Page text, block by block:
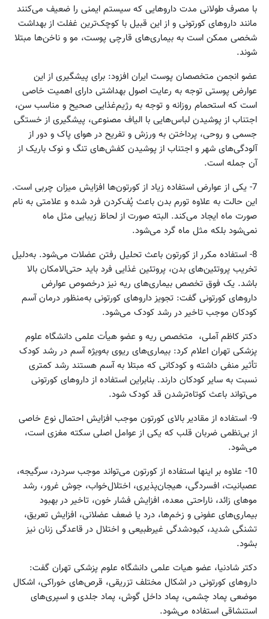
با مصرف طولانی مدت داروهایی که سیستم ایمنی را ضعیف می‌کنند
مانند داروهای کورتونی و از این قبیل با کوچک‌ترین غفلت از بهداشت
شخصی ممکن است به بیماری‌های قارچی پوست، مو و ناخن‌ها مبتلا
شوند.
عضو انجمن متخصصان پوست ایران افزود: برای پیشگیری از این
عوارض پوستی توجه به رعایت اصول بهداشتی دارای اهمیت خاصی
است که استحمام روزانه و توجه به رژیم‌غذایی صحیح و مناسب سن،
اجتناب از پوشیدن لباس‌هایی با الیاف مصنوعی، پیشگیری از خستگی
جسمی و روحی، پرداختن به ورزش و تفریح در هوای پاک و دور از
آلودگی‌های شهر و اجتناب از پوشیدن کفش‌های تنگ و نوک باریک از
آن جمله است.
7- یکی از عوارض استفاده زیاد از کورتون‌ها افزایش میزان چربی است.
این حالت به علاوه تورم بدن باعث پُف‌کردن فرد شده و علامتی به نام
صورت ماه ایجاد می‌کند. البته صورت از لحاظ زیبایی مثل ماه
نمی‌شود بلکه مثل ماه گرد می‌شود.
8- استفاده مکرر از کورتون باعث تحلیل رفتن عضلات می‌شود. به‌دلیل
تخریب پروتئین‌های بدن، پروتئین غذایی فرد باید حتی‌الامکان بالا
باشد. یک فوق تخصص بیماری‌های ریه نیز درخصوص عوارض
داروهای کورتونی گفت: تجویز داروهای کورتونی به‌منظور درمان آسم
کودکان موجب تاخیر در رشد کودک می‌شود.
دکتر کاظم آملی، متخصص ریه و عضو هیأت علمی دانشگاه علوم
پزشکی تهران اعلام کرد: بیماری‌های ریوی به‌ویژه آسم در رشد کودک
تأثیر منفی داشته و کودکانی که مبتلا به آسم هستند رشد کمتری
نسبت به سایر کودکان دارند. بنابراین استفاده از داروهای کورتونی
می‌تواند باعث کوتاه‌تر‌شدن قد کودک شود.
9- استفاده از مقادیر بالای کورتون موجب افزایش احتمال نوع خاصی
از بی‌نظمی ضربان قلب که یکی از عوامل اصلی سکته مغزی است،
می‌شود.
10- علاوه بر اینها استفاده از کورتون می‌تواند موجب سردرد، سرگیجه،
عصبانیت، افسردگی،‌ هیجان‌پذیری، اختلال‌خواب، جوش غرور، رشد
موهای زائد، ناراحتی معده، افزایش فشار خون، تاخیر در بهبود
بیماری‌های عفونی و زخم‌ها، درد یا ضعف عضلانی، افزایش تعریق،
تشنگی شدید، کبودشدگی غیرطبیعی و اختلال در قاعدگی زنان نیز
بشود.
دکتر شادنیا، عضو هیات علمی دانشگاه علوم پزشکی تهران گفت:
داروهای کورتونی در اشکال مختلف تزریقی، قرص‌های خوراکی، اشکال
موضعی پماد چشمی، پماد داخل گوش، پماد جلدی و اسپری‌های
استنشاقی استفاده می‌شود.